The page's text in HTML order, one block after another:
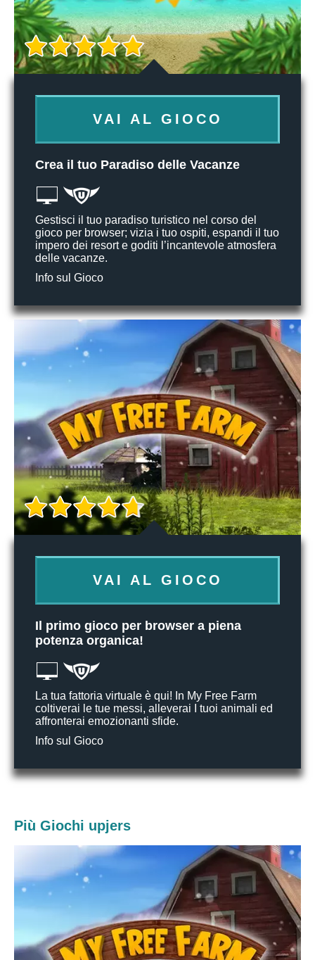
VAI AL GIOCO
Crea il tuo Paradiso delle Vacanze
Gestisci il tuo paradiso turistico nel corso del
gioco per browser; vizia i tuo ospiti, espandi il tuo
impero dei resort e goditi l’incantevole atmosfera
delle vacanze.
Info sul Gioco
VAI AL GIOCO
Il primo gioco per browser a piena
potenza organica!
La tua fattoria virtuale è qui! In My Free Farm
coltiverai le tue messi, alleverai I tuoi animali ed
affronterai emozionanti sfide.
Info sul Gioco
Più Giochi upjers